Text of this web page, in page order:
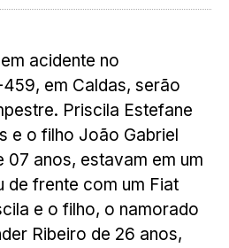
acidente no
em Caldas, serão
Priscila Estefane
e o filho João Gabriel
07 anos, estavam em um
de frente com um Fiat
e o filho, o namorado
Ribeiro de 26 anos,